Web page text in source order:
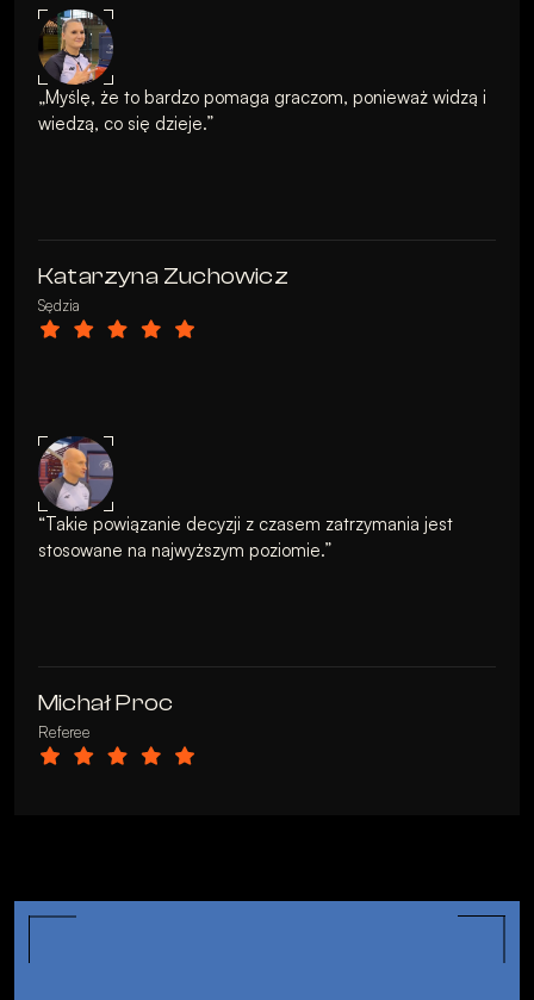
„Myślę, że to bardzo pomaga graczom, ponieważ widzą i
wiedzą, co się dzieje.”
Katarzyna Zuchowicz
Sędzia
“Takie powiązanie decyzji z czasem zatrzymania jest
stosowane na najwyższym poziomie.”
Michał Proc
Referee